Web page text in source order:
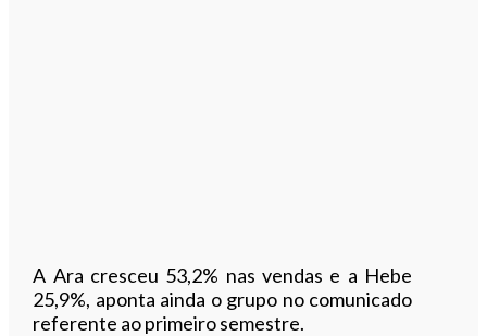
A Ara cresceu 53,2% nas vendas e a Hebe
25,9%, aponta ainda o grupo no comunicado
referente ao primeiro semestre.